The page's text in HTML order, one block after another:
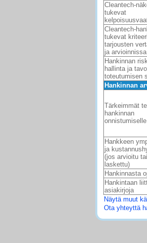
Cleantech-
tukevat
Cleantech-
tukevat
tarjousten
ja arvioinnissa
Hankinnan
hallinta ja
toteutumisen
Hankinnan
Tärkeimmät
hankinnan
onnistumiselle
Hankkeen
ja
(jos arvioitu tai
laskettu)
Hankinnasta
Hankintaan
asiakirjoja
Näytä muut
Ota yhteyttä